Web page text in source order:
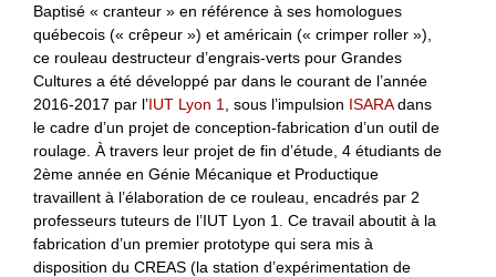
Baptisé « cranteur » en référence à ses homologues
québecois (« crêpeur ») et américain (« crimper roller »),
ce rouleau destructeur d’engrais-verts pour Grandes
Cultures a été développé par dans le courant de l’année
2016-2017 par l’IUT Lyon 1 , sous l’impulsion ISARAdans
le cadre d’un projet de conception-fabrication d’un outil de
roulage. À travers leur projet de fin d’étude, 4 étudiants de
2ème année en Génie Mécanique et Productique
travaillent à l’élaboration de ce rouleau, encadrés par 2
professeurs tuteurs de l’IUT Lyon 1. Ce travail aboutit à la
fabrication d’un premier prototype qui sera mis à
disposition du CREAS (la station d’expérimentation de